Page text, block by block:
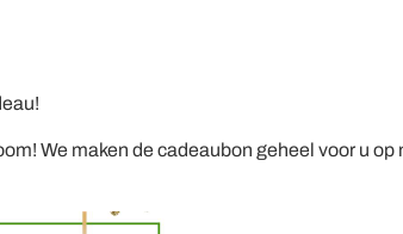
We maken de cadeaubon geheel voor u op